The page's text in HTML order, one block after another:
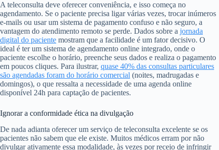
A teleconsulta deve oferecer conveniência, e isso começa no
agendamento. Se o paciente precisa ligar várias vezes, trocar inúmeros
e-mails ou usar um sistema de pagamento confuso e não seguro, a
vantagem do atendimento remoto se perde. Dados sobre a jornada
digital do paciente mostram que a facilidade é um fator decisivo. O
ideal é ter um sistema de agendamento online integrado, onde o
paciente escolhe o horário, preenche seus dados e realiza o pagamento
em poucos cliques. Para ilustrar, quase 40% das consultas particulares
são agendadas foram do horário comercial (noites, madrugadas e
domingos), o que ressalta a necessidade de uma agenda online
disponível 24h para captação de pacientes.
Ignorar a conformidade ética na divulgação
De nada adianta oferecer um serviço de teleconsulta excelente se os
pacientes não sabem que ele existe. Muitos médicos erram por não
divulgar ativamente essa modalidade, às vezes por receio de infringir